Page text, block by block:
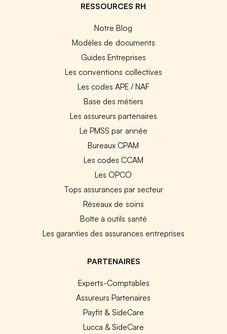
RESSOURCES RH
Notre Blog
Modèles de documents
Guides Entreprises
Les conventions collectives
Les codes APE / NAF
Base des métiers
Les assureurs partenaires
Le PMSS par année
Bureaux CPAM
Les codes CCAM
Les OPCO
Tops assurances par secteur
Réseaux de soins
Boîte à outils santé
Les garanties des assurances entreprises
PARTENAIRES
Experts-Comptables
Assureurs Partenaires
Payfit & SideCare
Lucca & SideCare